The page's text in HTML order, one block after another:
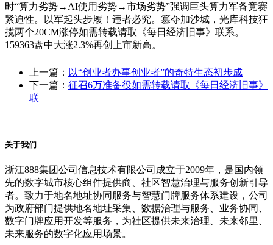
时“算力劣势→AI使用劣势→市场劣势”强调巨头算力军备竞赛
紧迫性。以军起头步履！违者必究。篡夺加沙城，光库科技狂
揽两个20CM涨停如需转载请取《每日经济旧事》联系。
159363盘中大涨2.3%再创上市新高。
上一篇： 以“创业者办事创业者”的奇特生态初步成
下一篇： 征召6万准备役如需转载请取《每日经济旧事》
联
关于我们
浙江888集团公司信息技术有限公司成立于2009年，是国内领
先的数字城市核心组件提供商、社区智慧治理与服务创新引导
者。致力于地名地址协同服务与智慧门牌服务体系建设，公司
为政府部门提供地名地址采集、数据治理与服务、业务协同、
数字门牌应用开发等服务，为社区提供未来治理、未来邻里、
未来服务的数字化应用场景。